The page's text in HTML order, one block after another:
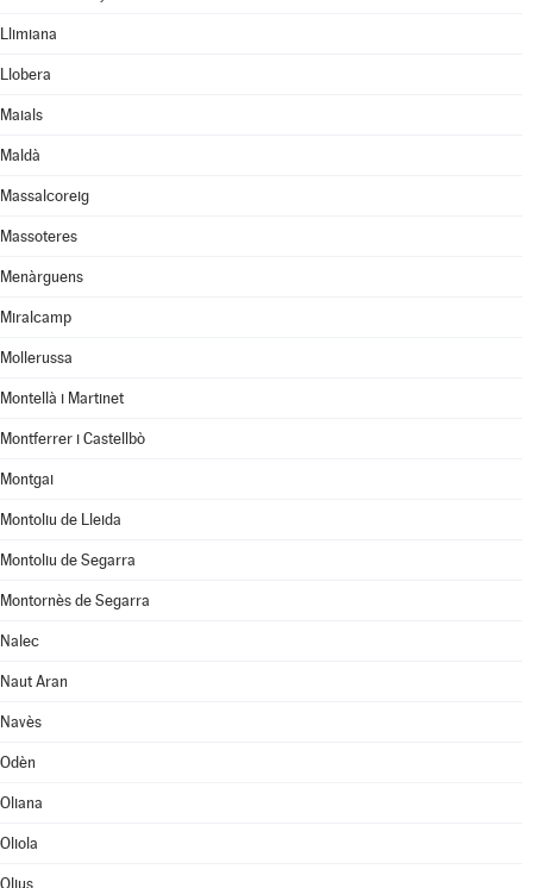
Llimiana
Llobera
Maials
Maldà
Massalcoreig
Massoteres
Menàrguens
Miralcamp
Mollerussa
Montellà i Martinet
Montferrer i Castellbò
Montgai
Montoliu de Lleida
Montoliu de Segarra
Montornès de Segarra
Nalec
Naut Aran
Navès
Odèn
Oliana
Oliola
Olius